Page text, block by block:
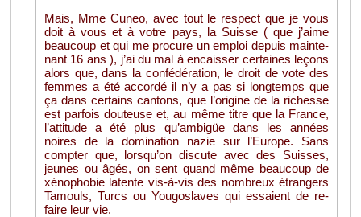
Mais, Mme Cuneo, avec tout le res­pect que je vous
doit à vous et à votre pays, la Suisse ( que j’aime
beau­coup et qui me pro­cure un em­ploi de­puis main­te­
nant 16 ans ), j’ai du mal à en­cais­ser cer­taines le­çons
alors que, dans la confé­dé­ra­tion, le droit de vote des
femmes a été ac­cordé il n’y a pas si long­temps que
ça dans cer­tains can­tons, que l’ori­gine de la ri­chesse
est par­fois dou­teuse et, au même titre que la France,
l’at­ti­tude a été plus qu’am­bigüe dans les an­nées
noires de la do­mi­na­tion nazie sur l’Eu­rope. Sans
comp­ter que, lors­qu’on dis­cute avec des Suisses,
jeunes ou âgés, on sent quand même beau­coup de
xé­no­pho­bie la­tente vis-à-vis des nom­breux étran­gers
Ta­mouls, Turcs ou You­go­slaves qui es­saient de re­
faire leur vie.